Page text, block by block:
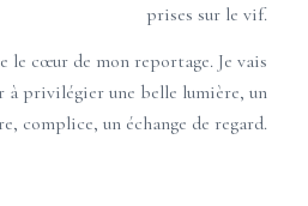
prises sur le vif.
le cœur de mon reportage. Je vais
à privilégier une belle lumière, un
complice, un échange de regard.